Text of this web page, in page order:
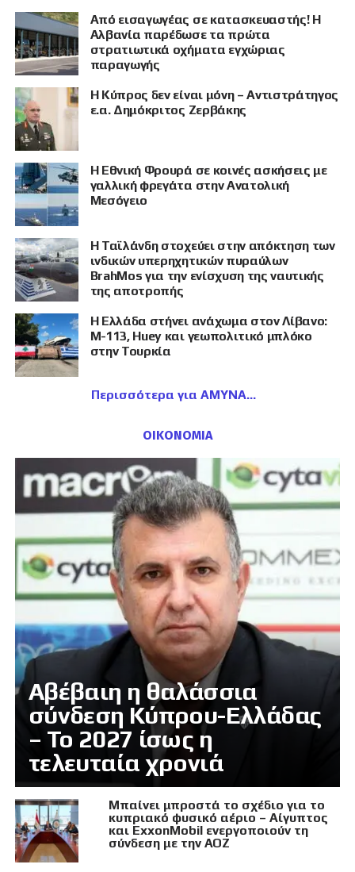
Από εισαγωγέας σε κατασκευαστής! Η
Αλβανία παρέδωσε τα πρώτα
στρατιωτικά οχήματα εγχώριας
παραγωγής
Η Κύπρος δεν είναι μόνη – Αντιστράτηγος
ε.α. Δημόκριτος Ζερβάκης
Η Εθνική Φρουρά σε κοινές ασκήσεις με
γαλλική φρεγάτα στην Ανατολική
Μεσόγειο
Η Ταϊλάνδη στοχεύει στην απόκτηση των
ινδικών υπερηχητικών πυραύλων
BrahMos για την ενίσχυση της ναυτικής
της αποτροπής
Η Ελλάδα στήνει ανάχωμα στον Λίβανο:
M-113, Huey και γεωπολιτικό μπλόκο
στην Τουρκία
Περισσότερα για ΑΜΥΝΑ
ΟΙΚΟΝΟΜΙΑ
Αβέβαιη η θαλάσσια
σύνδεση Κύπρου-Ελλάδας
– Το 2027 ίσως η
τελευταία χρονιά
Μπαίνει μπροστά το σχέδιο για το
κυπριακό φυσικό αέριο – Αίγυπτος
και ExxonMobil ενεργοποιούν τη
σύνδεση με την ΑΟΖ